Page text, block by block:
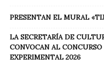
PRESENTAN EL MURAL
LA SECRETARÍA DE
CONVOCAN AL
EXPERIMENTAL 2026